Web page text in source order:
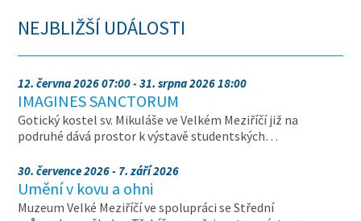
NEJBLIŽŠÍ UDÁLOSTI
12. června 2026 07:00 - 31. srpna 2026 18:00
IMAGINES SANCTORUM
Gotický kostel sv. Mikuláše ve Velkém Meziříčí již na
podruhé dává prostor k výstavě studentských…
30. července 2026 - 7. září 2026
Umění v kovu a ohni
Muzeum Velké Meziříčí ve spolupráci se Střední